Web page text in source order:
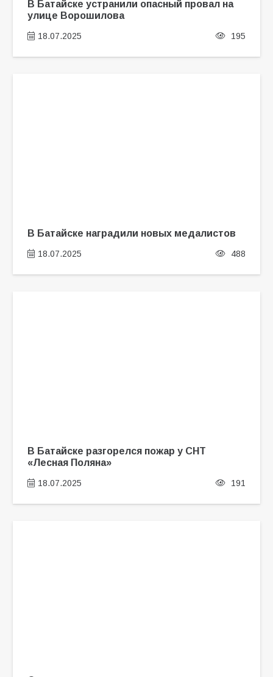
В Батайске устранили опасный провал на
улице Ворошилова
18.07.2025 195
В Батайске наградили новых медалистов
18.07.2025 488
В Батайске разгорелся пожар у СНТ
«Лесная Поляна»
18.07.2025 191